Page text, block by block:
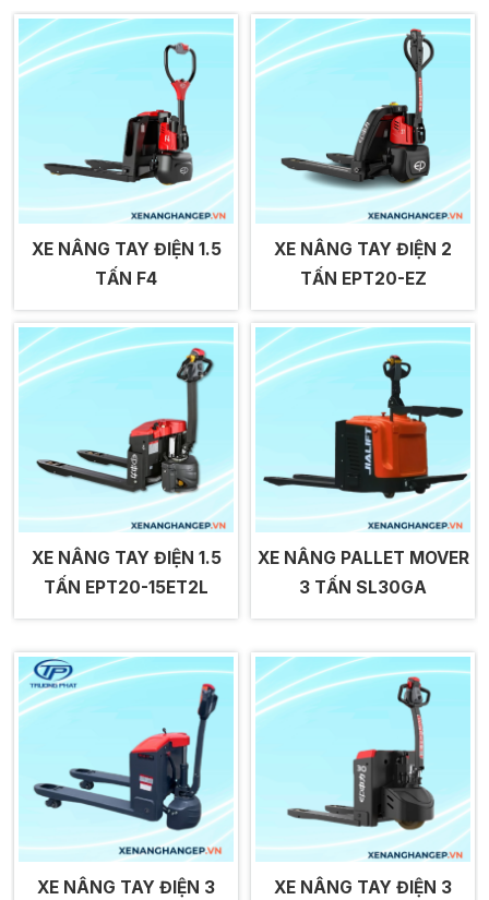
XE NÂNG TAY ĐIỆN 1.5
TẤN F4
XE NÂNG TAY ĐIỆN 2
TẤN EPT20-EZ
XE NÂNG TAY ĐIỆN 1.5
TẤN EPT20-15ET2L
XE NÂNG PALLET MOVER
3 TẤN SL30GA
XE NÂNG TAY ĐIỆN 3
XE NÂNG TAY ĐIỆN 3